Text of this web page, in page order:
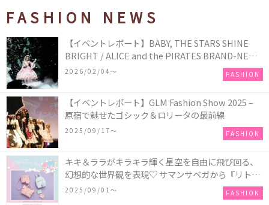
FASHION NEWS
【イベントレポート】BABY, THE STARS SHINE
BRIGHT / ALICE and the PIRATES BRAND-NEW
COLLECTION in TOKYO
2026/02/04〜 FASHION
【イベントレポート】GLM Fashion Show 2025 –
原宿で魅せたゴシック＆ロリータの最前線
2025/09/17〜 FASHION
キキ＆ララがキラキラ輝く星空を自由に飛び回る、
幻想的な世界観を表現♡ サマンサベガから『リトル
ツインスターズ』50周年アニバーサリーイヤー』を
2025/09/01〜 FASHION